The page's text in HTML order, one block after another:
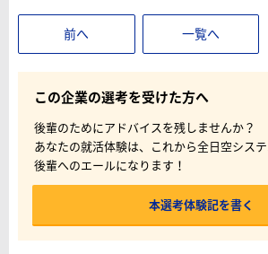
前へ 一覧へ
この企業の選考を受けた方へ
後輩のためにアドバイスを残しませんか？
あなたの就活体験は、これから全日空シス
後輩へのエールになります！
本選考体験記を書く